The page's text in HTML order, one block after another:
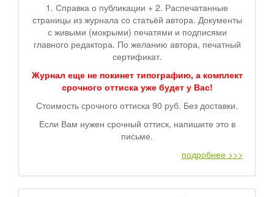
1. Справка о публикации + 2. Распечатанные
страницы из журнала со статьёй автора. Документы
с живыми (мокрыми) печатями и подписями
главного редактора. По желанию автора, печатный
сертификат.
Журнал еще не покинет типографию, а комплект
срочного оттиска уже будет у Вас!
Стоимость срочного оттиска 90 руб. Без доставки.
Если Вам нужен срочный оттиск, напишите это в
письме.
подробнее >>>